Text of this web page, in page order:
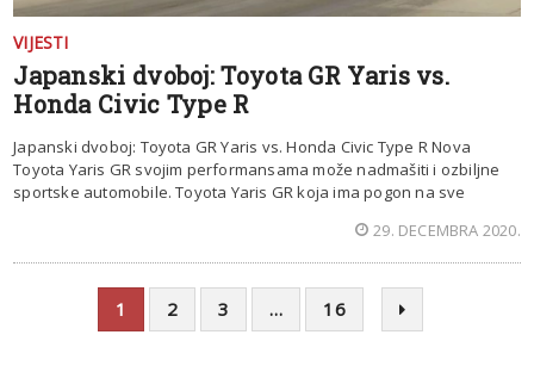
VIJESTI
Japanski dvoboj: Toyota GR Yaris vs.
Honda Civic Type R
Japanski dvoboj: Toyota GR Yaris vs. Honda Civic Type R Nova
Toyota Yaris GR svojim performansama može nadmašiti i ozbiljne
sportske automobile. Toyota Yaris GR koja ima pogon na sve
29. DECEMBRA 2020.
1 2 3 … 16